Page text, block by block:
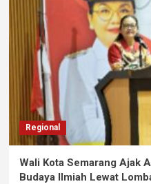
Regional
Wali Kota Semarang Ajak
Budaya Ilmiah Lewat